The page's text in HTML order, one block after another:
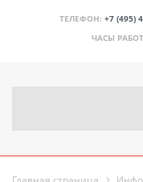
ТЕЛЕФОН: +7 (495)
ЧАСЫ